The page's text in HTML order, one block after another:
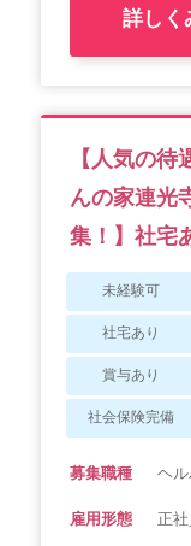
詳しく
【人気の
んの家連光
集！】社宅
未経験可
社宅あり
賞与あり
社会保険完備
募集職種 ヘ
雇用形態 正社